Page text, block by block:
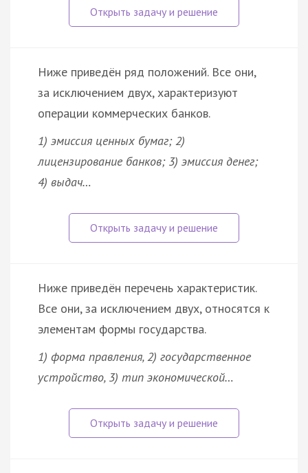
Ниже приведён ряд положений. Все они,
за исключением двух, характеризуют
операции коммерческих банков.
1) эмиссия ценных бумаг; 2)
лицензирование банков; 3) эмиссия денег;
4) выдач…
Ниже приведён перечень характеристик.
Все они, за исключением двух, относятся к
элементам формы государства.
1) форма правления, 2) государственное
устройство, 3) тип экономической…